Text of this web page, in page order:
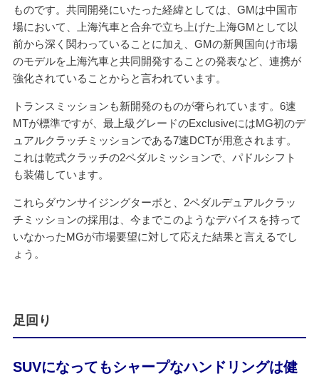
ものです。共同開発にいたった経緯としては、GMは中国市
場において、上海汽車と合弁で立ち上げた上海GMとして以
前から深く関わっていることに加え、GMの新興国向け市場
のモデルを上海汽車と共同開発することの発表など、連携が
強化されていることからと言われています。
トランスミッションも新開発のものが奢られています。6速
MTが標準ですが、最上級グレードのExclusiveにはMG初のデ
ュアルクラッチミッションである7速DCTが用意されます。
これは乾式クラッチの2ペダルミッションで、パドルシフト
も装備しています。
これらダウンサイジングターボと、2ペダルデュアルクラッ
チミッションの採用は、今までこのようなデバイスを持って
いなかったMGが市場要望に対して応えた結果と言えるでし
ょう。
足回り
SUVになってもシャープなハンドリングは健